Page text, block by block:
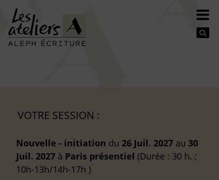
VOTRE SESSION :
Nouvelle - initiation du 26 Juil. 2027 au 30
Juil. 2027 à Paris présentiel (Durée : 30 h. ;
10h-13h/14h-17h )